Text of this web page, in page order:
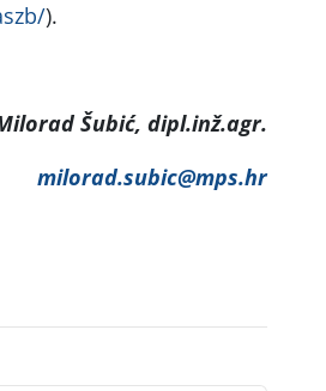
).
Šubić, dipl.inž.agr.
milorad.subic@mps.hr